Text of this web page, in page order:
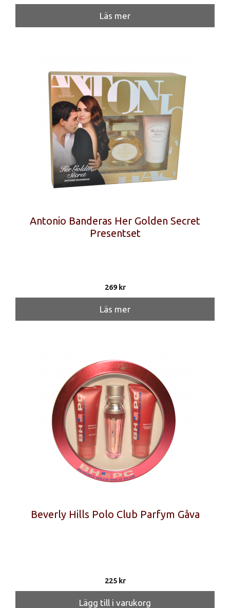
Läs mer
Antonio Banderas Her Golden Secret
Presentset
269kr
Läs mer
Beverly Hills Polo Club Parfym Gåva
225 kr
Lägg till i varukorg